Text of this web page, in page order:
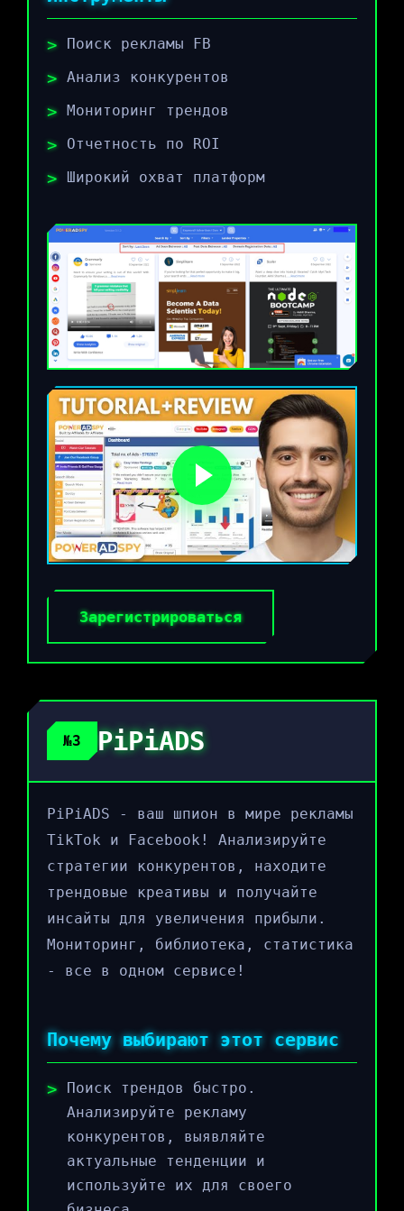
Поиск рекламы FB
Анализ конкурентов
Мониторинг трендов
Отчетность по ROI
Широкий охват платформ
Зарегистрироваться
№3 PiPiADS
PiPiADS - ваш шпион в мире рекламы
TikTok и Facebook! Анализируйте
стратегии конкурентов, находите
трендовые креативы и получайте
инсайты для увеличения прибыли.
Мониторинг, библиотека, статистика
- все в одном сервисе!
Почему выбирают этот сервис
Поиск трендов быстро.
Анализируйте рекламу
конкурентов, выявляйте
актуальные тенденции и
используйте их для своего